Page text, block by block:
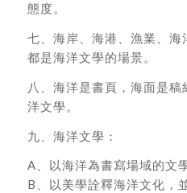
態度。
七、海岸、海港、漁業、海
都是海洋文學的場景。
八、海洋是書頁，海面是
洋文學。
九、海洋文學：
A、以海洋為書寫場域的文
B、以美學詮釋海洋文化，